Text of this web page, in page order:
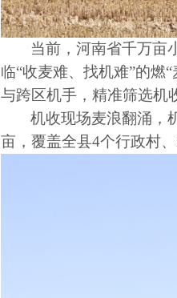
当前，河南省千万亩
临“收麦难、找机难”的燃
与跨区机手，精准筛选机
机收现场麦浪翻涌，
亩，覆盖全县4个行政村